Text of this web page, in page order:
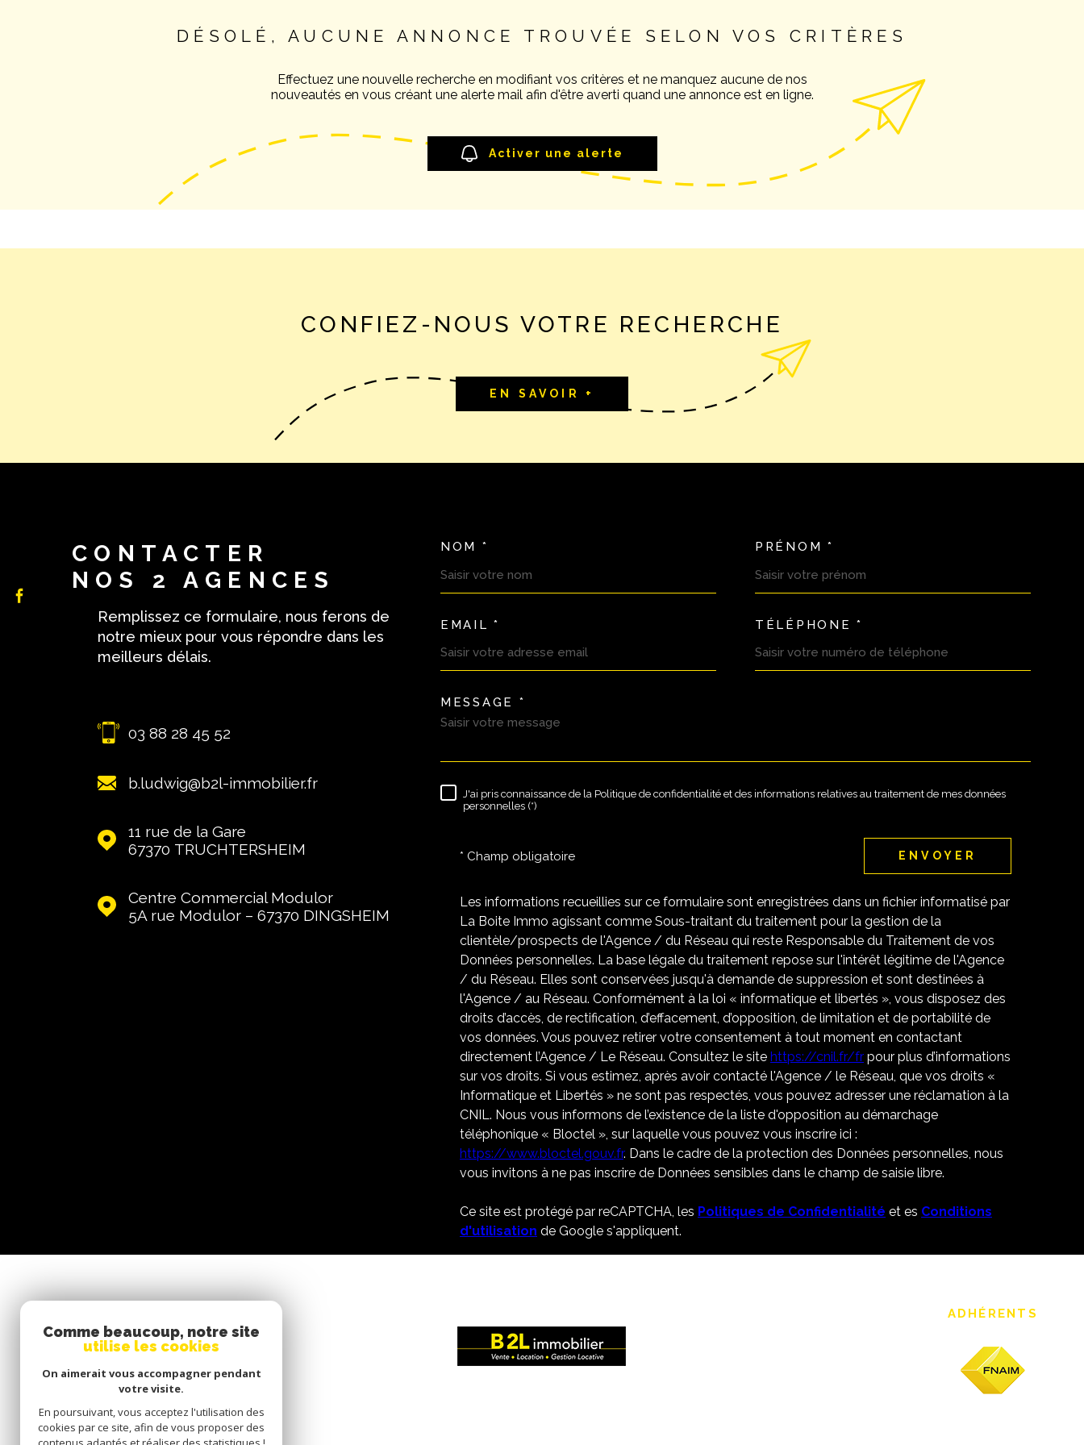
DÉSOLÉ, AUCUNE ANNONCE TROUVÉE SELON VOS CRITÈRES
Effectuez une nouvelle recherche en modifiant vos critères et ne manquez aucune de nos
nouveautés en vous créant une alerte mail afin d'être averti quand une annonce est en ligne.
Activer une alerte
CONFIEZ-NOUS VOTRE RECHERCHE
EN SAVOIR +
CONTACTER
NOS 2 AGENCES
Remplissez ce formulaire, nous ferons de
notre mieux pour vous répondre dans les
meilleurs délais.
03 88 28 45 52
b.ludwig@b2l-immobilier.fr
11 rue de la Gare
67370
TRUCHTERSHEIM
Centre Commercial Modulor
5A rue Modulor – 67370
DINGSHEIM
TRAD_MELTEM_VOSCOORDONNEES
NOM * PRÉNOM *
EMAIL * TÉLÉPHONE *
TRAD_MELTEM_VOREDEMANDE
MESSAGE *
RÈGLEMENTATION
J'ai pris connaissance de la Politique de confidentialité et des informations relatives au traitement de mes données
personnelles (*)
* Champ obligatoire ENVOYER
Les informations recueillies sur ce formulaire sont enregistrées dans un fichier informatisé par
La Boite Immo agissant comme Sous-traitant du traitement pour la gestion de la
clientèle/prospects de l'Agence / du Réseau qui reste Responsable du Traitement de vos
Données personnelles. La base légale du traitement repose sur l'intérêt légitime de l'Agence
/ du Réseau. Elles sont conservées jusqu'à demande de suppression et sont destinées à
l'Agence / au Réseau. Conformément à la loi « informatique et libertés », vous disposez des
droits d’accès, de rectification, d’effacement, d’opposition, de limitation et de portabilité de
vos données. Vous pouvez retirer votre consentement à tout moment en contactant
directement l’Agence / Le Réseau. Consultez le site https://cnil.fr/fr pour plus d’informations
sur vos droits. Si vous estimez, après avoir contacté l'Agence / le Réseau, que vos droits «
Informatique et Libertés » ne sont pas respectés, vous pouvez adresser une réclamation à la
CNIL. Nous vous informons de l’existence de la liste d'opposition au démarchage
téléphonique « Bloctel », sur laquelle vous pouvez vous inscrire ici :
https://www.bloctel.gouv.fr. Dans le cadre de la protection des Données personnelles, nous
vous invitons à ne pas inscrire de Données sensibles dans le champ de saisie libre.
Ce site est protégé par reCAPTCHA, les Politiques de Confidentialité et es Conditions
d'utilisation de Google s'appliquent.
ADHÉRENTS
Comme beaucoup, notre site
utilise les cookies
On aimerait vous accompagner pendant
votre visite.
En poursuivant, vous acceptez l'utilisation des
cookies par ce site, afin de vous proposer des